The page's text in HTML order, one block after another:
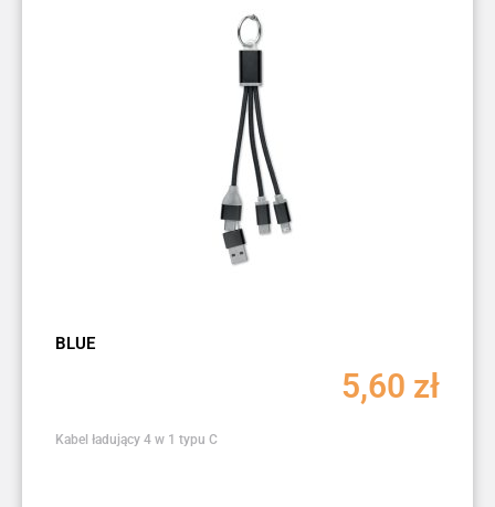
BLUE
5,60 zł
Kabel ładujący 4 w 1 typu C